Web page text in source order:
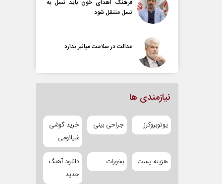
فرهنگ اهدای خون باید نسل به
نسل منتقل شود
عدالت در سلامت میانبر ندارد
نیازمندی ها
یوتوبروکرز جراحی بینی
خرید گوشی
شیائومی
هزینه پست بخورات
دانلود آهنگ
جدید